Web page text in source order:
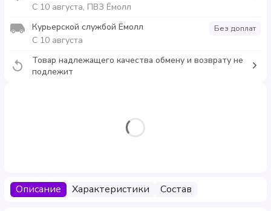
С 10 августа, ПВЗ Ёмолл
Курьерской службой Ёмолл
С 10 августа
Без доплат
Товар надлежащего качества обмену и возврату не
подлежит
Описание Характеристики Состав